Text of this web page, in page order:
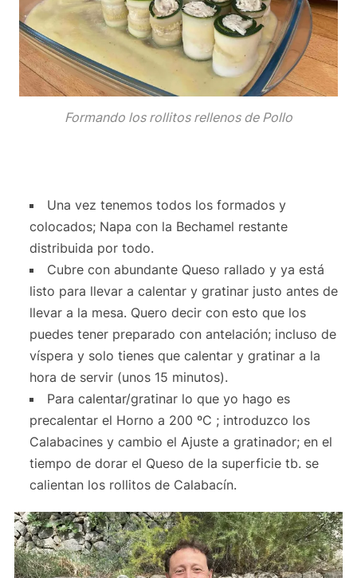
Formando los rollitos rellenos de Pollo
Una vez tenemos todos los formados y
colocados; Napa con la Bechamel restante
distribuida por todo.
Cubre con abundante Queso rallado y ya está
listo para llevar a calentar y gratinar justo antes de
llevar a la mesa. Quero decir con esto que los
puedes tener preparado con antelación; incluso de
víspera y solo tienes que calentar y gratinar a la
hora de servir (unos 15 minutos).
Para calentar/gratinar lo que yo hago es
precalentar el Horno a 200 ºC ; introduzco los
Calabacines y cambio el Ajuste a gratinador; en el
tiempo de dorar el Queso de la superficie tb. se
calientan los rollitos de Calabacín.